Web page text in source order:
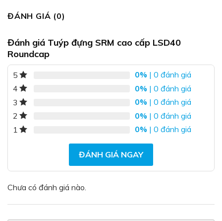
ĐÁNH GIÁ (0)
Đánh giá Tuýp đựng SRM cao cấp LSD40
Roundcap
5 0% | 0 đánh giá
4
0% | 0 đánh giá
3
0% | 0 đánh giá
2
0% | 0 đánh giá
1
0% | 0 đánh giá
ĐÁNH GIÁ NGAY
Chưa có đánh giá nào.